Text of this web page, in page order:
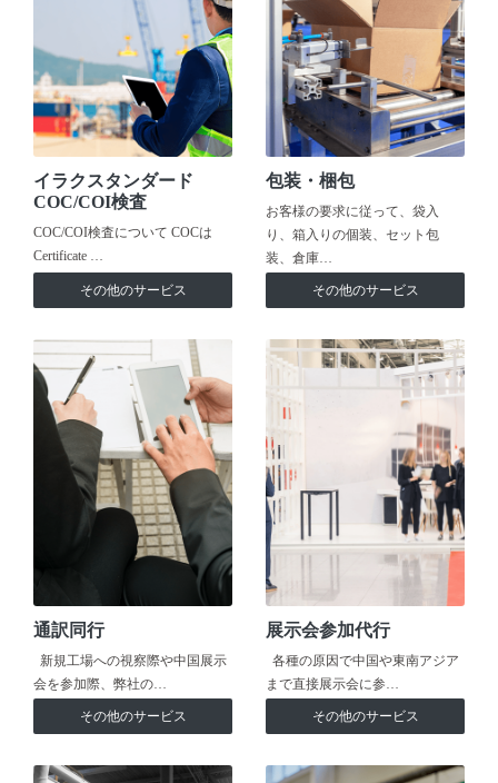
イラクスタンダード
COC/COI検査
COC/COI検査について COCは
Certificate …
その他のサービス
包装・梱包
お客様の要求に従って、袋入
り、箱入りの個装、セット包
装、倉庫…
その他のサービス
通訳同行
新規工場への視察際や中国展示
会を参加際、弊社の…
その他のサービス
展示会参加代行
各種の原因で中国や東南アジア
まで直接展示会に参…
その他のサービス